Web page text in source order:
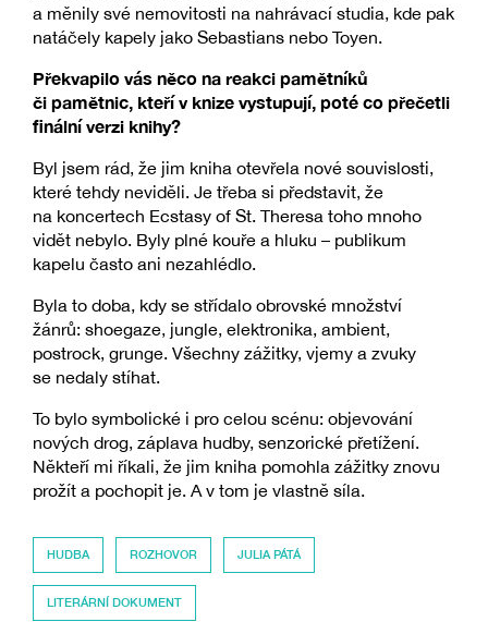
a měnily své nemovitosti na nahrávací studia, kde pak
natáčely kapely jako Sebastians nebo Toyen.
Překvapilo vás něco na reakci pamětníků
či pamětnic, kteří v knize vystupují, poté co přečetli
finální verzi knihy?
Byl jsem rád, že jim kniha otevřela nové souvislosti,
které tehdy neviděli. Je třeba si představit, že
na koncertech Ecstasy of St. Theresa toho mnoho
vidět nebylo. Byly plné kouře a hluku – publikum
kapelu často ani nezahlédlo.
Byla to doba, kdy se střídalo obrovské množství
žánrů: shoegaze, jungle, elektronika, ambient,
postrock, grunge. Všechny zážitky, vjemy a zvuky
se nedaly stíhat.
To bylo symbolické i pro celou scénu: objevování
nových drog, záplava hudby, senzorické přetížení.
Někteří mi říkali, že jim kniha pomohla zážitky znovu
prožít a pochopit je. A v tom je vlastně síla.
HUDBA ROZHOVOR JULIA PÁTÁ
LITERÁRNÍ DOKUMENT